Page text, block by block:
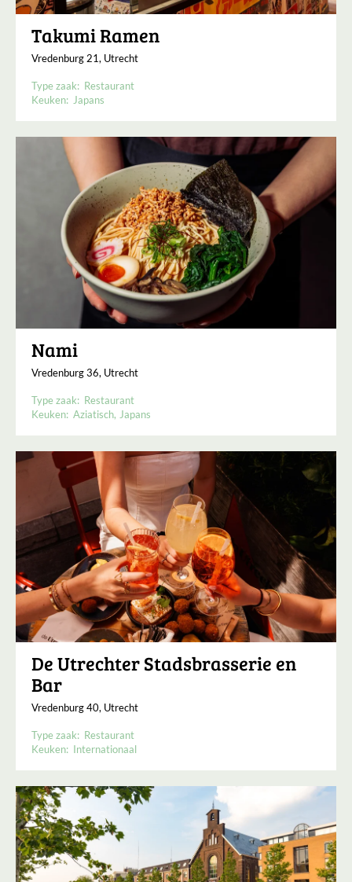
Takumi Ramen
Vredenburg 21, Utrecht
Type zaak: Restaurant
Keuken: Japans
Nami
Vredenburg 36, Utrecht
Type zaak: Restaurant
Keuken: Aziatisch Japans
De Utrechter Stadsbrasserie en
Bar
Vredenburg 40, Utrecht
Type zaak: Restaurant
Keuken: Internationaal